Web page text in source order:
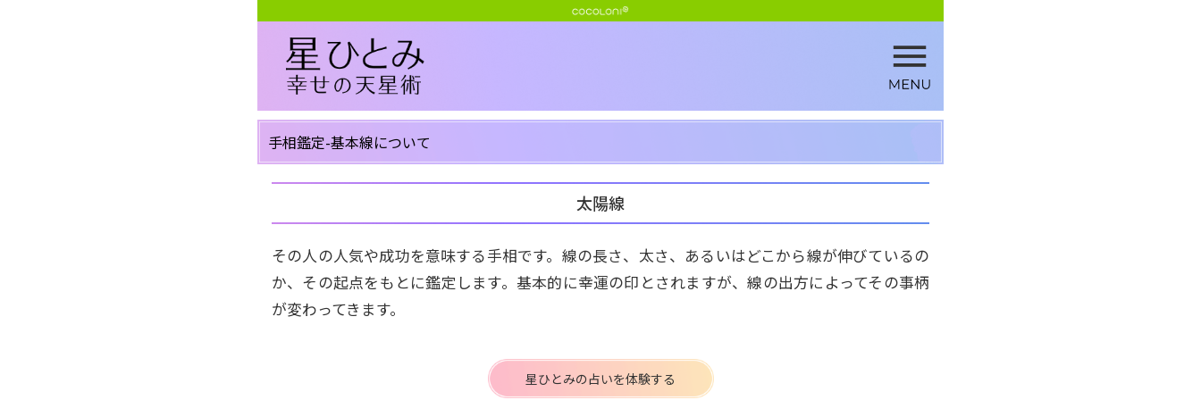
手相鑑定-基本線について
太陽線
その人の人気や成功を意味する手相です。線の長さ、太さ、あるいはどこから線が伸びているの
か、その起点をもとに鑑定します。基本的に幸運の印とされますが、線の出方によってその事柄
が変わってきます。
星ひとみの占いを体験する